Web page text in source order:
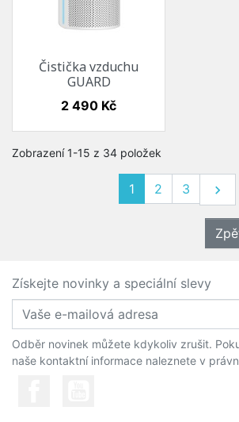
Čistička vzduchu
GUARD
Cena
2 490 Kč
Zobrazení 1-15 z 34 položek
1 2 3 Další

Získejte novinky a speciální slevy
Odběr novinek můžete kdykoliv zrušit.
naše kontaktní informace naleznete v